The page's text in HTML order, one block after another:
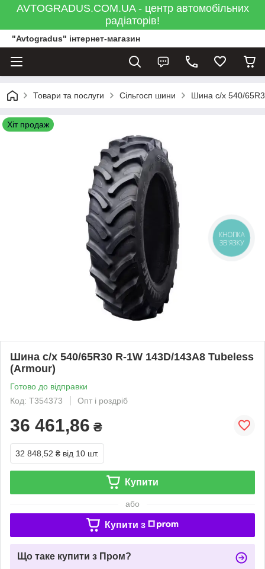
AVTOGRADUS.COM.UA - центр автомобільних
радіаторів!
"Avtogradus" інтернет-магазин
Товари та послуги Сільгосп шини Шина с/х 540/
Хіт продаж
Шина с/х 540/65R30 R-1W 143D/143A8 Tubeless
(Armour)
Готово до відправки
Код: T354373
Опт і роздріб
36 461,86 ₴
32 848,52 ₴ від 10 шт.
Купити
або
Купити з
Що таке купити з Пром?
КНОПКА
ЗВ'ЯЗКУ